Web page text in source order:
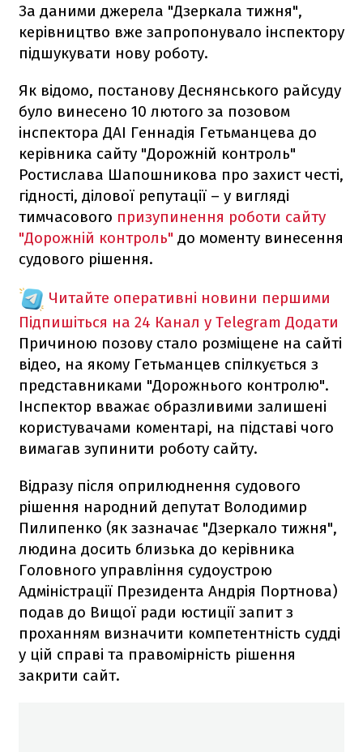
За даними джерела "Дзеркала тижня",
керівництво вже запропонувало інспектору
підшукувати нову роботу.
Як відомо, постанову Деснянського райсуду
було винесено 10 лютого за позовом
інспектора ДАІ Геннадія Гетьманцева до
керівника сайту "Дорожній контроль"
Ростислава Шапошникова про захист честі,
гідності, ділової репутації – у вигляді
тимчасового призупинення роботи сайту
"Дорожній контроль" до моменту винесення
судового рішення.
Читайте оперативні новини першими
Підпишіться на 24 Канал у Telegram Додати
Причиною позову стало розміщене на сайті
відео, на якому Гетьманцев спілкується з
представниками "Дорожнього контролю".
Інспектор вважає образливими залишені
користувачами коментарі, на підставі чого
вимагав зупинити роботу сайту.
Відразу після оприлюднення судового
рішення народний депутат Володимир
Пилипенко (як зазначає "Дзеркало тижня",
людина досить близька до керівника
Головного управління судоустрою
Адміністрації Президента Андрія Портнова)
подав до Вищої ради юстиції запит з
проханням визначити компетентність судді
у цій справі та правомірність рішення
закрити сайт.